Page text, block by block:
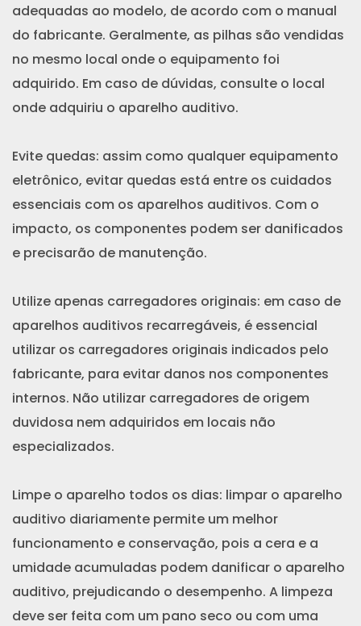
adequadas ao modelo, de acordo com o manual
do fabricante. Geralmente, as pilhas são vendidas
no mesmo local onde o equipamento foi
adquirido. Em caso de dúvidas, consulte o local
onde adquiriu o aparelho auditivo.
Evite quedas: assim como qualquer equipamento
eletrônico, evitar quedas está entre os cuidados
essenciais com os aparelhos auditivos. Com o
impacto, os componentes podem ser danificados
e precisarão de manutenção.
Utilize apenas carregadores originais: em caso de
aparelhos auditivos recarregáveis, é essencial
utilizar os carregadores originais indicados pelo
fabricante, para evitar danos nos componentes
internos. Não utilizar carregadores de origem
duvidosa nem adquiridos em locais não
especializados.
Limpe o aparelho todos os dias: limpar o aparelho
auditivo diariamente permite um melhor
funcionamento e conservação, pois a cera e a
umidade acumuladas podem danificar o aparelho
auditivo, prejudicando o desempenho. A limpeza
deve ser feita com um pano seco ou com uma